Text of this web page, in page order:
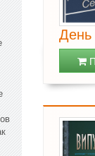
День